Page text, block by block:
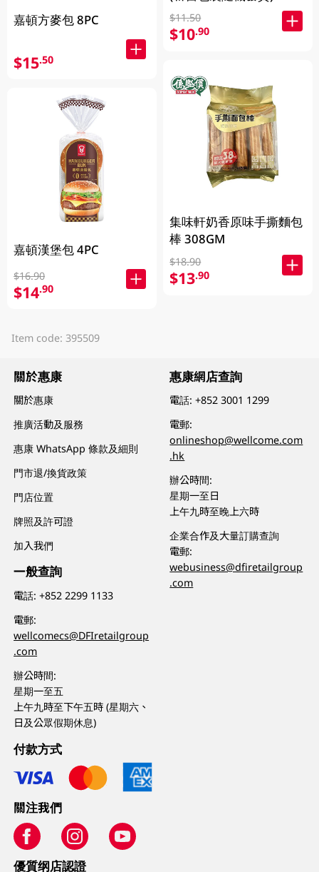
嘉頓方麥包 8PC
$15.50
嘉頓漢堡包 4PC
$16.90
$14.90
$11.50
$10.90
集味軒奶香原味手撕麵包
棒 308GM
$18.90
$13.90
Item code: 395509
關於惠康
關於惠康
推廣活動及服務
惠康 WhatsApp 條款及細則
門市退/換貨政策
門店位置
牌照及許可證
加入我們
一般查詢
電話:+852 2299 1133
電郵:
wellcomecs@DFIretailgroup
.com
辦公時間:
星期一至五
上午九時至下午五時 (星期六、
日及公眾假期休息)
惠康網店查詢
電話:+852 3001 1299
電郵:
onlineshop@wellcome.com
.hk
辦公時間:
星期一至日
上午九時至晚上六時
企業合作及大量訂購查詢
電郵:
webusiness@dfiretailgroup
.com
付款方式
關注我們
優質纲店認證